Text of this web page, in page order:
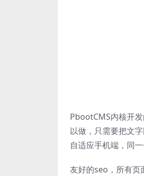
PbootCMS内核开
以做，只需要把文
自适应手机端，同
友好的seo，所有页